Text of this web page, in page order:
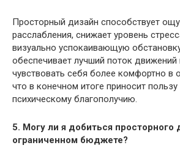
Просторный дизайн способствует
расслабления, снижает уровень
визуально успокаивающую
обеспечивает лучший поток движений
чувствовать себя более комфортно
что в конечном итоге приносит
психическому благополучию.
5. Могу ли я добиться просторного
ограниченном бюджете?